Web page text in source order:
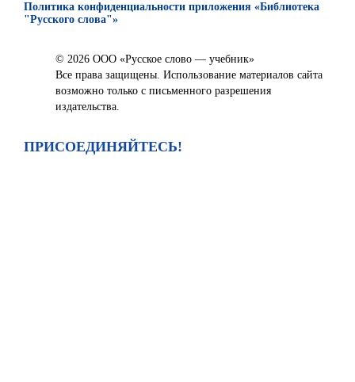
Политика конфиденциальности приложения «Библиотека
"Русского слова"»
© 2026 ООО «Русское слово — учебник»
Все права защищены. Использование материалов сайта
возможно только с письменного разрешения
издательства.
ПРИСОЕДИНЯЙТЕСЬ!